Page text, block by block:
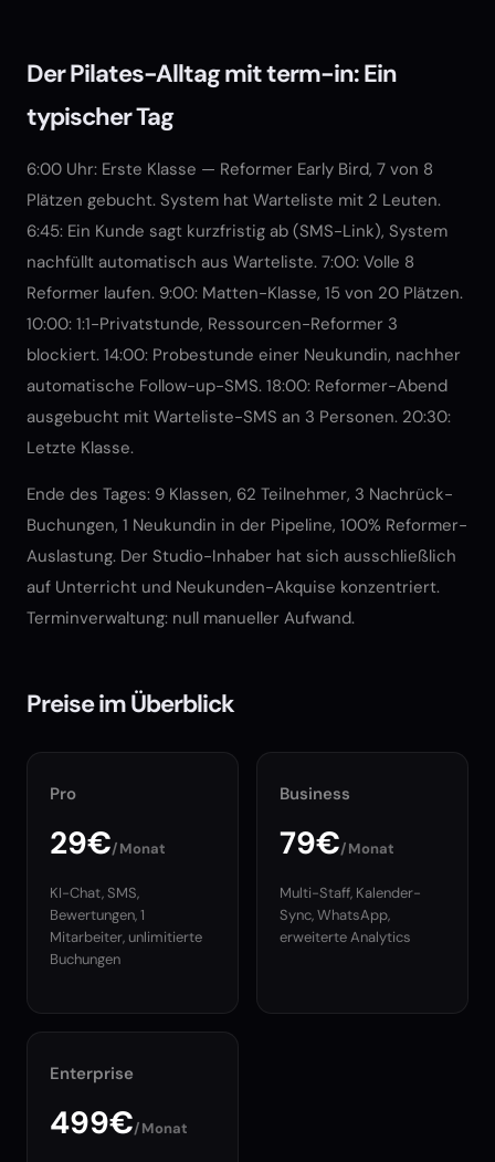
Der Pilates-Alltag mit term-in: Ein
typischer Tag
6:00 Uhr: Erste Klasse — Reformer Early Bird, 7 von 8
Plätzen gebucht. System hat Warteliste mit 2 Leuten.
6:45: Ein Kunde sagt kurzfristig ab (SMS-Link), System
nachfüllt automatisch aus Warteliste. 7:00: Volle 8
Reformer laufen. 9:00: Matten-Klasse, 15 von 20 Plätzen.
10:00: 1:1-Privatstunde, Ressourcen-Reformer 3
blockiert. 14:00: Probestunde einer Neukundin, nachher
automatische Follow-up-SMS. 18:00: Reformer-Abend
ausgebucht mit Warteliste-SMS an 3 Personen. 20:30:
Letzte Klasse.
Ende des Tages: 9 Klassen, 62 Teilnehmer, 3 Nachrück-
Buchungen, 1 Neukundin in der Pipeline, 100% Reformer-
Auslastung. Der Studio-Inhaber hat sich ausschließlich
auf Unterricht und Neukunden-Akquise konzentriert.
Terminverwaltung: null manueller Aufwand.
Preise im Überblick
Pro
29€/Monat
KI-Chat, SMS,
Bewertungen, 1
Mitarbeiter, unlimitierte
Buchungen
Business
79€/Monat
Multi-Staff, Kalender-
Sync, WhatsApp,
erweiterte Analytics
Enterprise
499€/Monat